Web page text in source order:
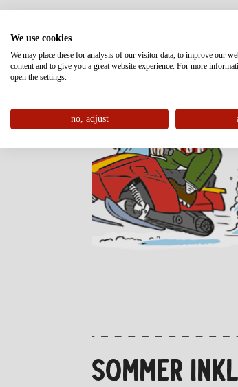
SOMMER
We use cookies
We may place these for analysis of our visitor data, to improve our
content and to give you a great website experience. For more
open the settings.
no, adjust